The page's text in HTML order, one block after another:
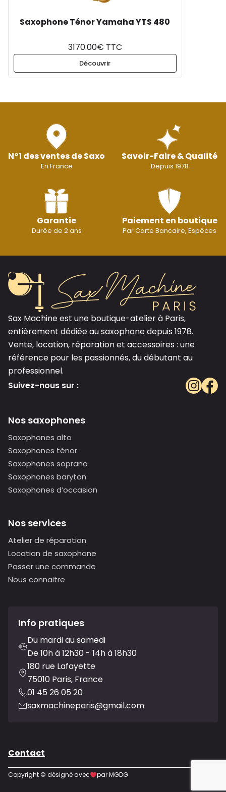
Saxophone Ténor Yamaha YTS 480
3170.00€ TTC
Découvrir
N°1 des ventes de Saxo
En France
Savoir-Faire & Qualité
Depuis 1978
Garantie
Durée de 2 ans
Paiement en boutique
Par Carte Bancaire, Espèces
Sax Machine est une boutique-atelier à Paris,
entièrement dédiée au saxophone depuis 1978.
Vente, location, réparation et accessoires : une
référence pour les passionnés, du débutant au
professionnel.
Suivez-nous sur :
Nos saxophones
Saxophones alto
Saxophones ténor
Saxophones soprano
Saxophones baryton
Saxophones d’occasion
Nos services
Atelier de réparation
Location de saxophone
Passer une commande
Nous connaitre
Info pratiques
Du mardi au samedi
De 10h à 12h30 - 14h à 18h30
180 rue Lafayette
75010 Paris, France
01 45 26 05 20
saxmachineparis@gmail.com
Contact
Copyright © désigné avec par MGDG